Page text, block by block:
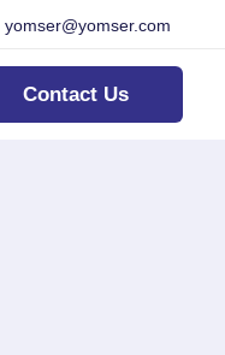
yomser@yomser.com
Contact Us